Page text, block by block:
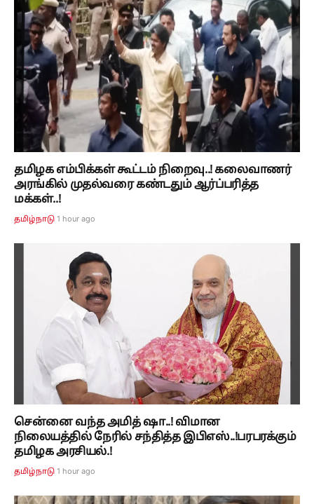
தமிழக எம்பிக்கள் கூட்டம் நிறைவு..! கலைவாணர்
அரங்கில் முதல்வரை கண்டதும் ஆர்ப்பரித்த
மக்கள்..!
தமிழ்நாடு 1 hour ago
சென்னை வந்த அமித் ஷா..! விமான
நிலையத்தில் நேரில் சந்தித்த இபிஎஸ்..!பரபரக்கும்
தமிழக அரசியல்.!
தமிழ்நாடு 1 hour ago